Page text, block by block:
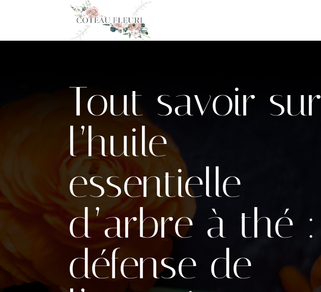
Tout savoir sur
l’huile
essentielle
d’arbre à thé :
défense de